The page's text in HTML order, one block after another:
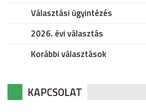
Választási ügyintézés
2026. évi választás
Korábbi választások
KAPCSOLAT